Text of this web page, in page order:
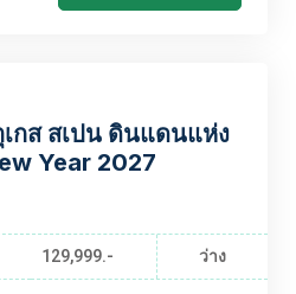
กส สเปน ดินแดนแห่ง
Year 2027
129,999.- ว่าง